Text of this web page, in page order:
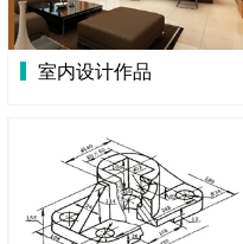
室内设计作品